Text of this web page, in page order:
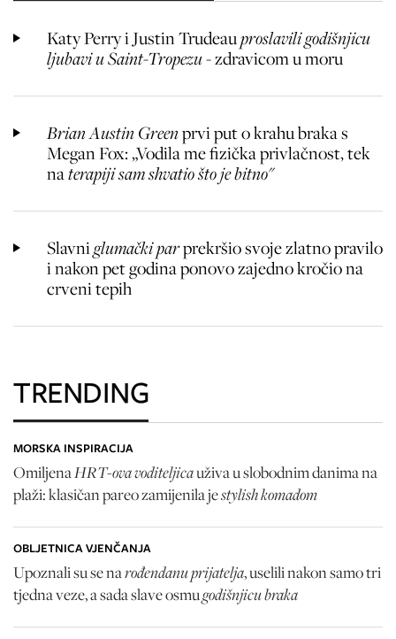
Katy Perry i Justin Trudeauproslavili godišnjicu
ljubavi u Saint-Tropezu- zdravicom u moru
Brian Austin Greenprvi put o krahu braka s
Megan Fox: „Vodila me fizička privlačnost, tek
naterapiji sam shvatio što je bitno"
Slavniglumački parprekršio svoje zlatno pravilo
i nakon pet godina ponovo zajedno kročio na
crveni tepih
TRENDING
MORSKA INSPIRACIJA
OmiljenaHRT-ova voditeljicauživa u slobodnim danima na
plaži: klasičan pareo zamijenila jestylish komadom
OBLJETNICA VJENČANJA
Upoznali su se narođendanu prijatelja, uselili nakon samo tri
tjedna veze, a sada slave osmugodišnjicu braka